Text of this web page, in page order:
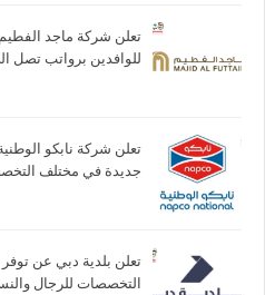
تعلن شركة ماجد
للوافدين برواتب تصل الي 6000 درهم
تعلن شركة نابكو
جديدة في مختلف
تعلن بلدية دبي عن
التخصصات للرجال